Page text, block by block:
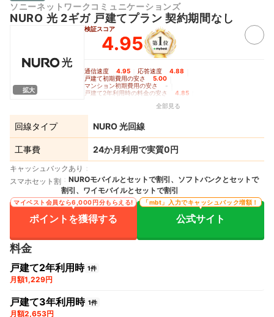
ソニーネットワークコミュニケーションズ
NURO 光 2ギガ 戸建てプラン 契約期間なし
拡大
検証スコア
4.95
通信速度 4.95 応答速度 4.88
戸建て初期費用の安さ 5.00
マンション初期費用の安さ -
戸建て2年利用時の料金の安さ 4.85
戸建て5年利用時の料金の安さ 5.00
マンション2年利用時の料金の安さ
マンション3年利用時の料金の安さ
マンション5年利用時の料金の安さ
Wi-Fiルーターレンタルの充実度 4.90
全部見る
回線タイプ NURO 光回線
工事費 24か月利用で実質0円
キャッシュバックあり
スマホセット割
NUROモバイルとセットで割引、ソフトバンクとセットで
割引、ワイモバイルとセットで割引
ポイントを獲得する
マイベスト会員なら6,000円分もらえる!
公式サイト
「mbt」入力でキャッシュバック増額！
料金
戸建て2年利用時 1件
月額1,229円
戸建て3年利用時 1件
月額2,653円